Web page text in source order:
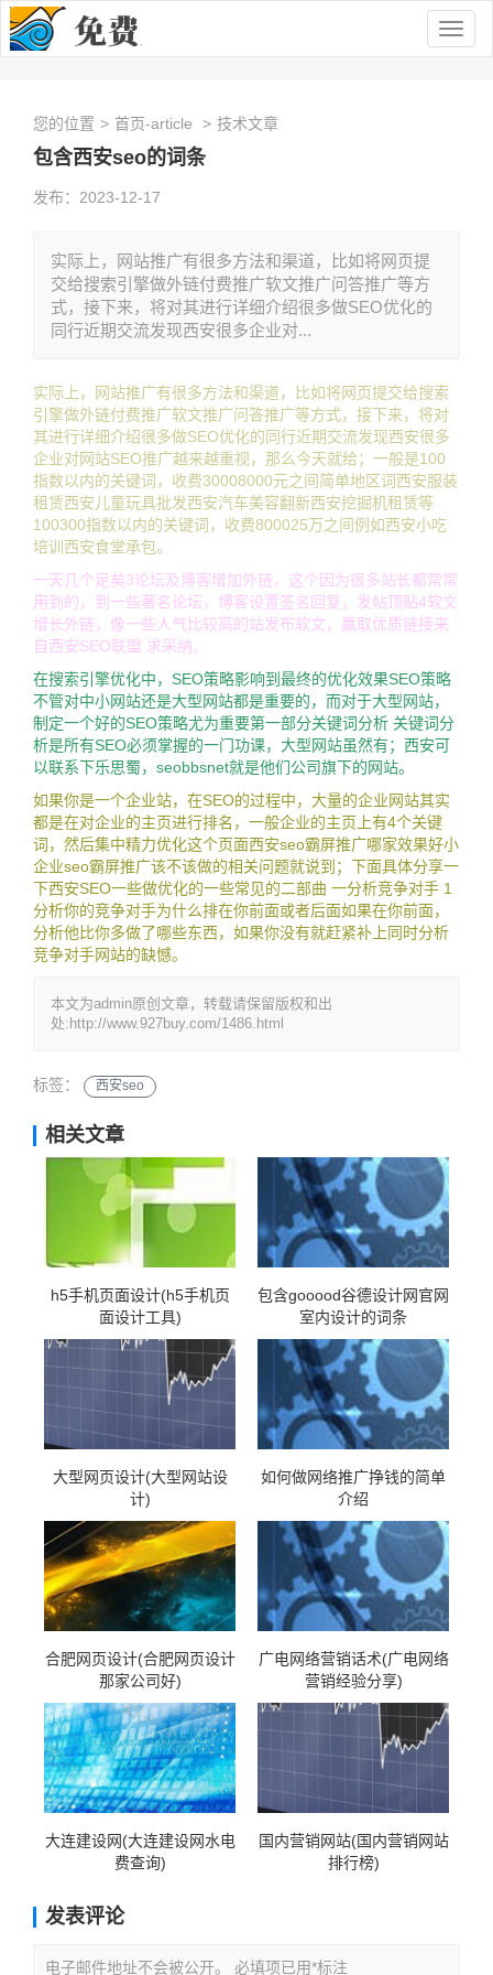
您的位置 > 首页-article > 技术文章
包含西安seo的词条
发布：2023-12-17
实际上，网站推广有很多方法和渠道，比如将网页提
交给搜索引擎做外链付费推广软文推广问答推广等方
式，接下来，将对其进行详细介绍很多做SEO优化的
同行近期交流发现西安很多企业对...
实际上，网站推广有很多方法和渠道，比如将网页提交给搜索
引擎做外链付费推广软文推广问答推广等方式，接下来，将对
其进行详细介绍很多做SEO优化的同行近期交流发现西安很多
企业对网站SEO推广越来越重视，那么今天就给；一般是100
指数以内的关键词，收费30008000元之间简单地区词西安服装
租赁西安儿童玩具批发西安汽车美容翻新西安挖掘机租赁等
100300指数以内的关键词，收费800025万之间例如西安小吃
培训西安食堂承包。
一天几个足矣3论坛及博客增加外链，这个因为很多站长都常常
用到的，到一些著名论坛，博客设置签名回复，发帖顶贴4软文
增长外链，像一些人气比较高的站发布软文，赢取优质链接来
自西安SEO联盟 求采纳。
在搜索引擎优化中，SEO策略影响到最终的优化效果SEO策略
不管对中小网站还是大型网站都是重要的，而对于大型网站，
制定一个好的SEO策略尤为重要第一部分关键词分析 关键词分
析是所有SEO必须掌握的一门功课，大型网站虽然有；西安可
以联系下乐思蜀，seobbsnet就是他们公司旗下的网站。
如果你是一个企业站，在SEO的过程中，大量的企业网站其实
都是在对企业的主页进行排名，一般企业的主页上有4个关键
词，然后集中精力优化这个页面西安seo霸屏推广哪家效果好小
企业seo霸屏推广该不该做的相关问题就说到；下面具体分享一
下西安SEO一些做优化的一些常见的二部曲 一分析竞争对手 1
分析你的竞争对手为什么排在你前面或者后面如果在你前面，
分析他比你多做了哪些东西，如果你没有就赶紧补上同时分析
竞争对手网站的缺憾。
本文为admin原创文章，转载请保留版权和出
处:http://www.927buy.com/1486.html
标签： 西安seo
相关文章
h5手机页面设计(h5手机页
面设计工具)
包含gooood谷德设计网官网
室内设计的词条
大型网页设计(大型网站设
计)
如何做网络推广挣钱的简单
介绍
合肥网页设计(合肥网页设计
那家公司好)
广电网络营销话术(广电网络
营销经验分享)
大连建设网(大连建设网水电
费查询)
国内营销网站(国内营销网站
排行榜)
发表评论
电子邮件地址不会被公开。 必填项已用*标注